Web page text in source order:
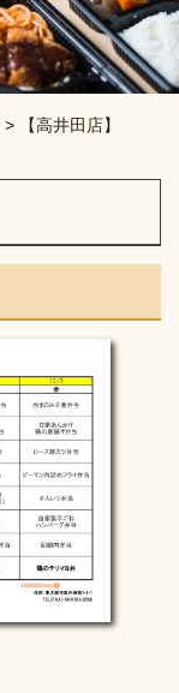
>
【高井田店】